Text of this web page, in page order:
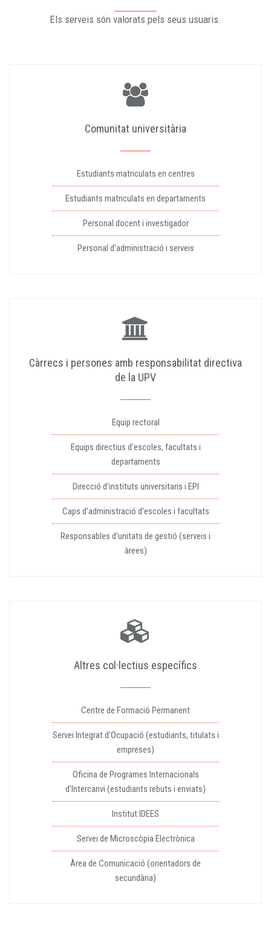
Els serveis són valorats pels seus usuaris.
Comunitat universitària
Estudiants matriculats en centres
Estudiants matriculats en departaments
Personal docent i investigador
Personal d'administració i serveis
Càrrecs i persones amb responsabilitat directiva
de la UPV
Equip rectoral
Equips directius d'escoles, facultats i
departaments
Direcció d'instituts universitaris i EPI
Caps d'administració d'escoles i facultats
Responsables d'unitats de gestió (serveis i
àrees)
Altres col·lectius específics
Centre de Formació Permanent
Servei Integrat d'Ocupació (estudiants, titulats i
empreses)
Oficina de Programes Internacionals
d'Intercanvi (estudiants rebuts i enviats)
Institut IDEES
Servei de Microscòpia Electrònica
Àrea de Comunicació (orientadors de
secundària)